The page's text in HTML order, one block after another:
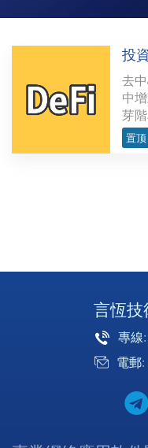
投
去
中
芽
力
的
置顶
言恆技
專
電郵